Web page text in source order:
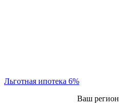
Льготная ипотека 6%
Ваш регион